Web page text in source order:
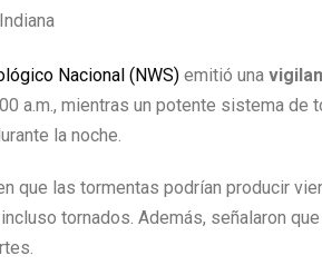
Nacional (NWS) emitió una
a.m., mientras un potente sistema
la noche.
que las tormentas podrían producir
tornados. Además, señalaron